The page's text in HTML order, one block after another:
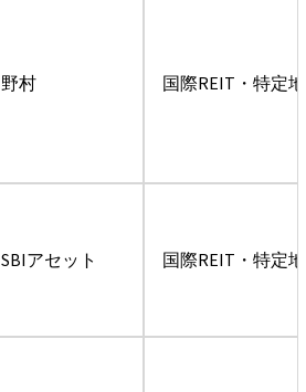
野村 国際REIT・特定
SBIアセット 国際REIT・特定